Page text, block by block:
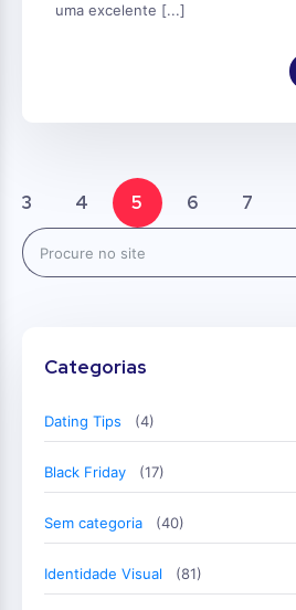
uma excelente [...]
3 4 5 6 7
Search
Categorias
Dating Tips (4)
Black Friday (17)
Sem categoria (40)
Identidade Visual (81)